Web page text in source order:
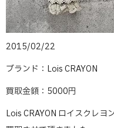
2015/02/22
ブランド：Lois CRAYON
買取金額：5000円
Lois CRAYON ロイスクレヨ